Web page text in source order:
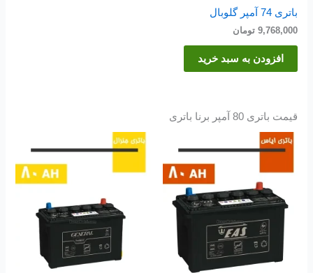
باتری 74 آمپر گلوبال
9,768,000 تومان
افزودن به سبد خرید
قیمت باتری 80 آمپر برنا باتری